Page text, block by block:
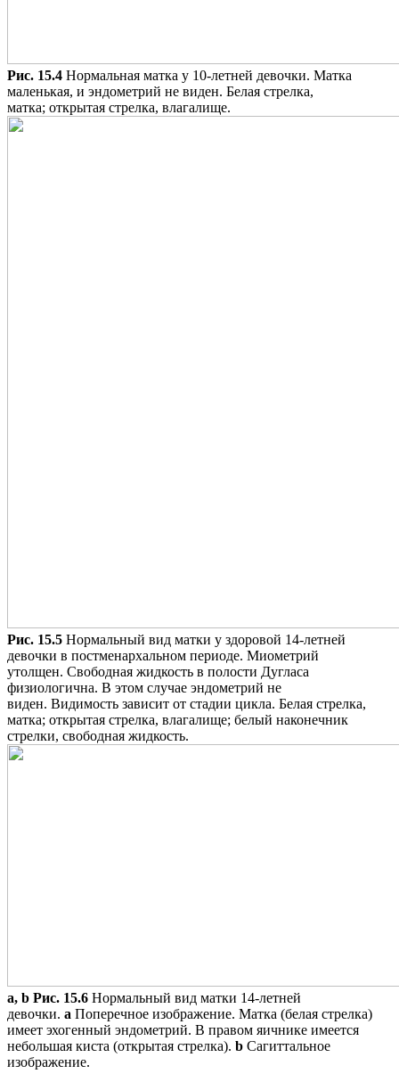
Рис. 15.4 Нормальная матка у 10-летней девочки. Матка
маленькая, и эндометрий не виден. Белая стрелка,
матка; открытая стрелка, влагалище.
Рис. 15.5 Нормальный вид матки у здоровой 14-летней
девочки в постменархальном периоде. Миометрий
утолщен. Свободная жидкость в полости Дугласа
физиологична. В этом случае эндометрий не
виден. Видимость зависит от стадии цикла. Белая стрелка,
матка; открытая стрелка, влагалище; белый наконечник
стрелки, свободная жидкость.
a, b Рис. 15.6 Нормальный вид матки 14-летней
девочки. a Поперечное изображение. Матка (белая стрелка)
имеет эхогенный эндометрий. В правом яичнике имеется
небольшая киста (открытая стрелка). b Сагиттальное
изображение.